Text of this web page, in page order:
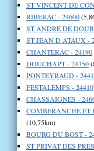
ST VINCENT DE
RIBERAC - 24600
ST ANDRE DE
ST JEAN D ATAUX -
CHANTERAC - 24190
DOUCHAPT - 24350
PONTEYRAUD -
FESTALEMPS - 24410
CHASSAIGNES -
COMBERANCHE ET
(10,75km)
BOURG DU BOST -
ST PRIVAT DES